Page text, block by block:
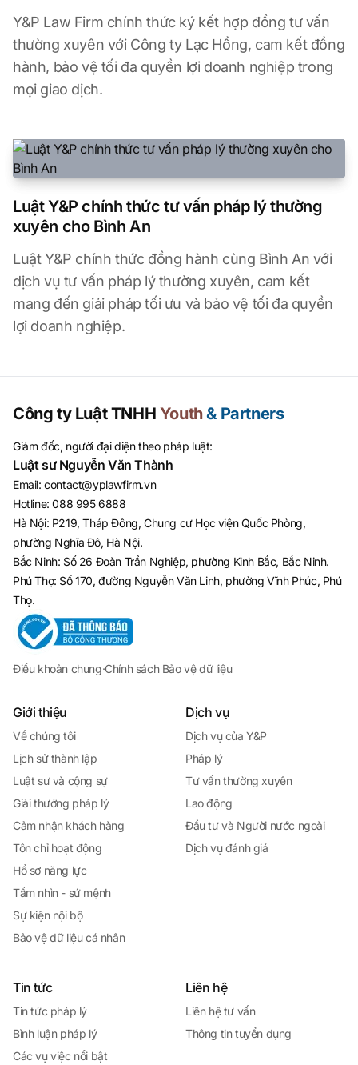
Y&P Law Firm chính thức ký kết hợp đồng tư vấn
thường xuyên với Công ty Lạc Hồng, cam kết đồng
hành, bảo vệ tối đa quyền lợi doanh nghiệp trong
mọi giao dịch.
Luật Y&P chính thức tư vấn pháp lý thường
xuyên cho Bình An
Luật Y&P chính thức đồng hành cùng Bình An với
dịch vụ tư vấn pháp lý thường xuyên, cam kết
mang đến giải pháp tối ưu và bảo vệ tối đa quyền
lợi doanh nghiệp.
Công ty Luật TNHH Youth& Partners
Giám đốc, người đại diện theo pháp luật:
Luật sư Nguyễn Văn Thành
Email:contact@yplawfirm.vn
Hotline:088 995 6888
Hà Nội: P219, Tháp Đông, Chung cư Học viện Quốc Phòng,
phường Nghĩa Đô, Hà Nội.
Bắc Ninh: Số 26 Đoàn Trần Nghiệp, phường Kinh Bắc, Bắc Ninh.
Phú Thọ: Số 170, đường Nguyễn Văn Linh, phường Vĩnh Phúc, Phú
Thọ.
Điều khoản chung·Chính sách Bảo vệ dữ liệu
Giới thiệu
Về chúng tôi
Lịch sử thành lập
Luật sư và cộng sự
Giải thưởng pháp lý
Cảm nhận khách hàng
Tôn chỉ hoạt động
Hồ sơ năng lực
Tầm nhìn - sứ mệnh
Sự kiện nội bộ
Bảo vệ dữ liệu cá nhân
Dịch vụ
Dịch vụ của Y&P
Pháp lý
Tư vấn thường xuyên
Lao động
Đầu tư và Người nước ngoài
Dịch vụ đánh giá
Tin tức
Tin tức pháp lý
Bình luận pháp lý
Các vụ việc nổi bật
Liên hệ
Liên hệ tư vấn
Thông tin tuyển dụng